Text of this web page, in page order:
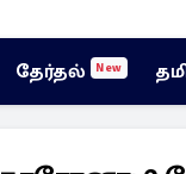
தேர்தல் New